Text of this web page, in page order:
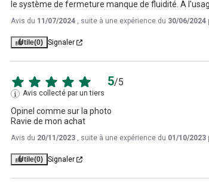
le système de fermeture manque de fluidité. A
Avis du 11/07/2024 , suite à une expérience du 30/06/2024
Utile(0) Signaler
5/5
Avis collecté par un tiers
Opinel comme sur la photo
Ravie de mon achat
Avis du 20/11/2023 , suite à une expérience du 01/10/2023
Utile(0) Signaler